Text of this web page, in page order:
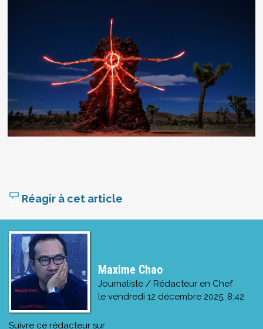
Réagir à cet article
Maxime Chao
Journaliste / Rédacteur en Chef
le vendredi 12 décembre 2025, 8:42
Suivre ce rédacteur sur